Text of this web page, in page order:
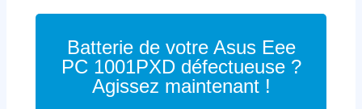
Batterie de votre Asus Eee
PC 1001PXD défectueuse ?
Agissez maintenant !